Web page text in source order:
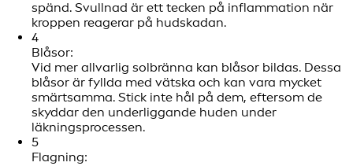
spänd. Svullnad är ett tecken på inflammation när
kroppen reagerar på hudskadan.
4
Blåsor:
Vid mer allvarlig solbränna kan blåsor bildas. Dessa
blåsor är fyllda med vätska och kan vara mycket
smärtsamma. Stick inte hål på dem, eftersom de
skyddar den underliggande huden under
läkningsprocessen.
5
Flagning: